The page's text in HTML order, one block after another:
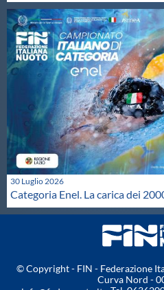
30 Luglio 2026
Categoria Enel. La carica dei
© Copyright - FIN - Federazione
Curva Nord -